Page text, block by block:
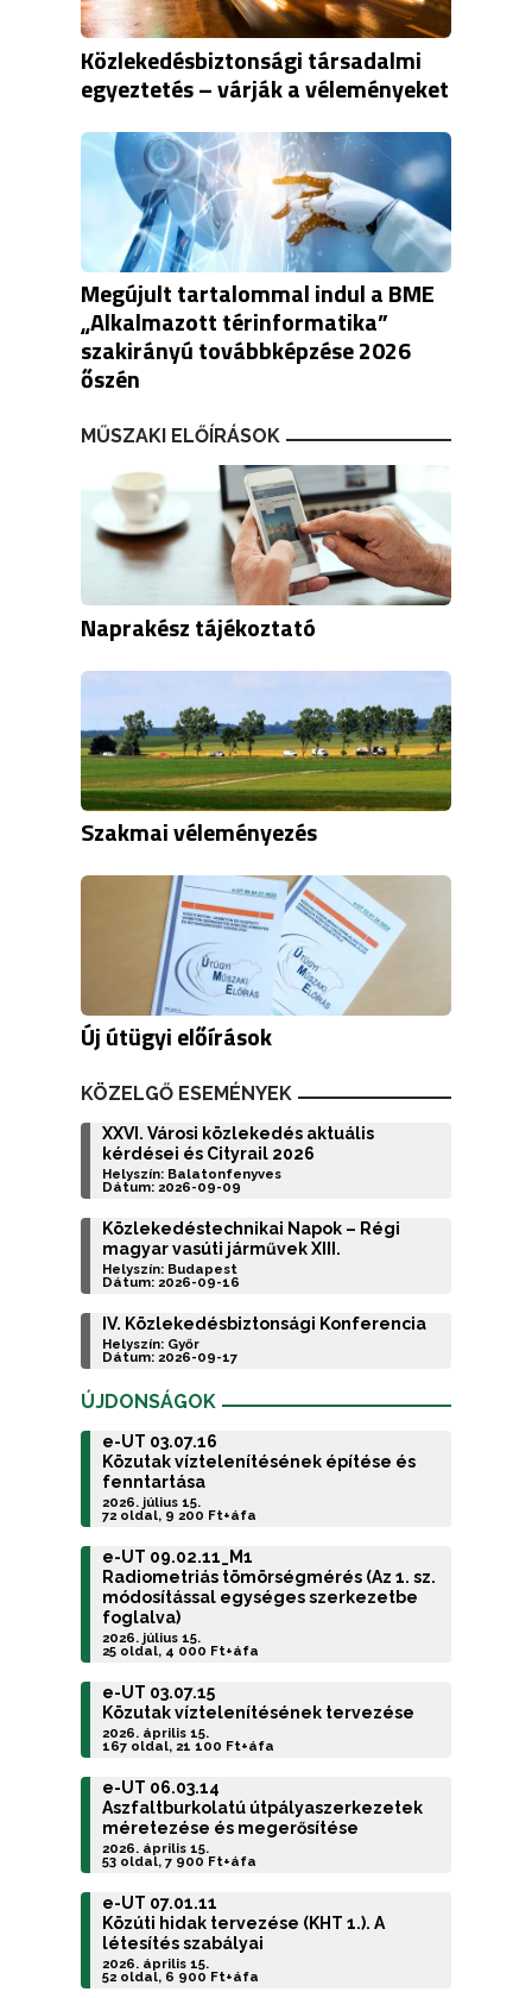
Közlekedésbiztonsági társadalmi
egyeztetés – várják a véleményeket
Megújult tartalommal indul a BME
„Alkalmazott térinformatika”
szakirányú továbbképzése 2026
őszén
MŰSZAKI ELŐÍRÁSOK
Naprakész tájékoztató
Szakmai véleményezés
Új útügyi előírások
KÖZELGŐ ESEMÉNYEK
XXVI. Városi közlekedés aktuális
kérdései és Cityrail 2026
Helyszín: Balatonfenyves
Dátum: 2026-09-09
Közlekedéstechnikai Napok – Régi
magyar vasúti járművek XIII.
Helyszín: Budapest
Dátum: 2026-09-16
IV. Közlekedésbiztonsági Konferencia
Helyszín: Győr
Dátum: 2026-09-17
ÚJDONSÁGOK
e-UT 03.07.16
Közutak víztelenítésének építése és
fenntartása
2026. július 15.
72 oldal, 9 200 Ft+áfa
e-UT 09.02.11_M1
Radiometriás tömörségmérés (Az 1. sz.
módosítással egységes szerkezetbe
foglalva)
2026. július 15.
25 oldal, 4 000 Ft+áfa
e-UT 03.07.15
Közutak víztelenítésének tervezése
2026. április 15.
167 oldal, 21 100 Ft+áfa
e-UT 06.03.14
Aszfaltburkolatú útpályaszerkezetek
méretezése és megerősítése
2026. április 15.
53 oldal, 7 900 Ft+áfa
e-UT 07.01.11
Közúti hidak tervezése (KHT 1.). A
létesítés szabályai
2026. április 15.
52 oldal, 6 900 Ft+áfa